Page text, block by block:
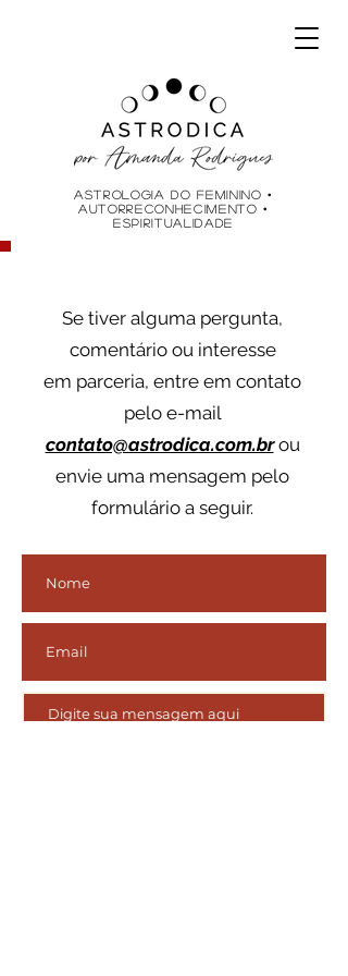
ASTROLOGIA do feminino •
AUTOrreCONHECIMENTO •
ESPIRITUALIDADE
Se tiver alguma pergunta,
comentário ou interesse
em parceria, entre em contato
pelo e-mail
contato@astrodica.com.br ou
envie uma mensagem pelo
formulário a seguir.